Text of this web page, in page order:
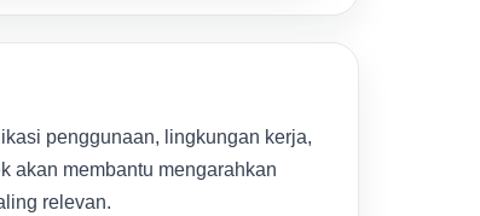
penggunaan, lingkungan kerja,
akan membantu mengarahkan
relevan.